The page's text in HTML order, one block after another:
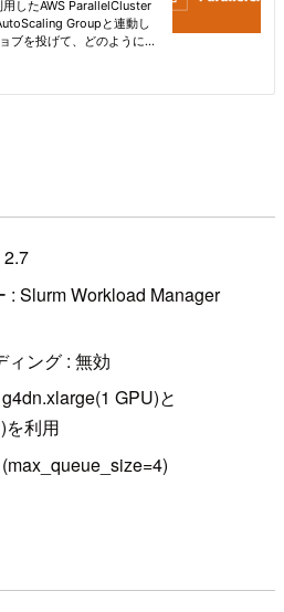
: Slurm Workload Manager
ィング : 無効
GPU)と
を利用